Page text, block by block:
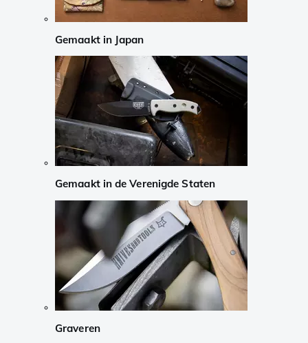
Gemaakt in Japan
Gemaakt in de Verenigde Staten
Graveren